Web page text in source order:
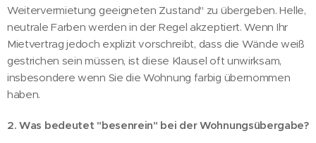
Weitervermietung geeigneten Zustand" zu übergeben. Helle,
neutrale Farben werden in der Regel akzeptiert. Wenn Ihr
Mietvertrag jedoch explizit vorschreibt, dass die Wände weiß
gestrichen sein müssen, ist diese Klausel oft unwirksam,
insbesondere wenn Sie die Wohnung farbig übernommen
haben.
2. Was bedeutet "besenrein" bei der Wohnungsübergabe?